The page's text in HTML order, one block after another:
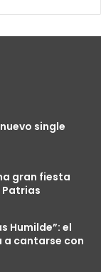
single
gran fiesta
Humilde”: el
a cantarse con